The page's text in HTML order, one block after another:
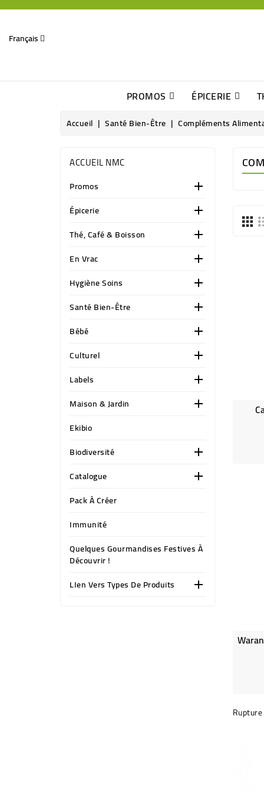
Français
PROMOS ÉPICERIE
Accueil Santé Bien-Être Compléments
ACCUEIL NMC
Promos 
Épicerie 
Thé, Café & Boisson 
En Vrac 
Hygiène Soins 
Santé Bien-Être 
Bébé 
Culturel 
Labels 
Maison & Jardin 
Ekibio
Biodiversité

Catalogue 
Pack À Créer
Immunité
Quelques Gourmandises Festives À
Découvrir !
LIen Vers Types De Produits
